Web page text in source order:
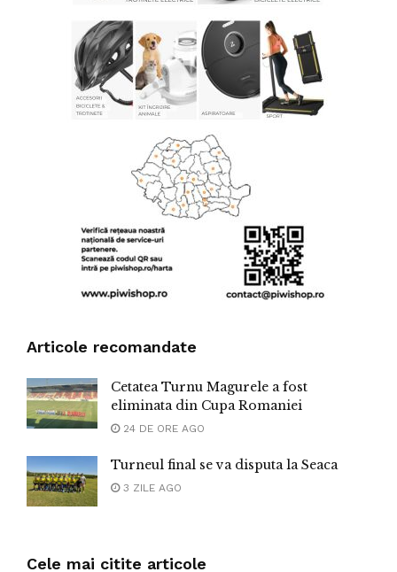
Articole recomandate
Cetatea Turnu Magurele a fost
eliminata din Cupa Romaniei
24 DE ORE AGO
Turneul final se va disputa la Seaca
3 ZILE AGO
Cele mai citite articole